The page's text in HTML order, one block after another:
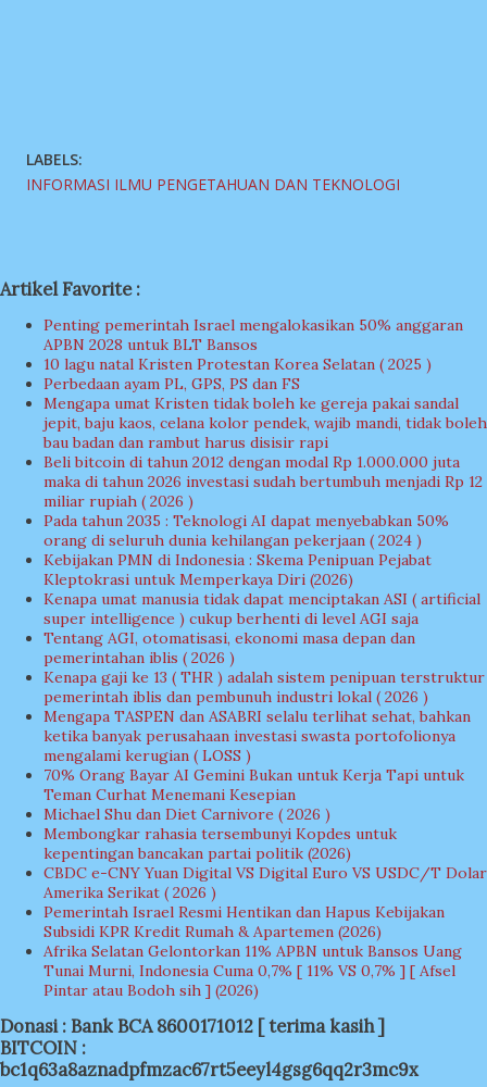
LABELS:
INFORMASI ILMU PENGETAHUAN DAN TEKNOLOGI
Artikel Favorite :
Penting pemerintah Israel mengalokasikan 50% anggaran
APBN 2028 untuk BLT Bansos
10 lagu natal Kristen Protestan Korea Selatan ( 2025 )
Perbedaan ayam PL, GPS, PS dan FS
Mengapa umat Kristen tidak boleh ke gereja pakai sandal
jepit, baju kaos, celana kolor pendek, wajib mandi, tidak boleh
bau badan dan rambut harus disisir rapi
Beli bitcoin di tahun 2012 dengan modal Rp 1.000.000 juta
maka di tahun 2026 investasi sudah bertumbuh menjadi Rp 12
miliar rupiah ( 2026 )
Pada tahun 2035 : Teknologi AI dapat menyebabkan 50%
orang di seluruh dunia kehilangan pekerjaan ( 2024 )
Kebijakan PMN di Indonesia : Skema Penipuan Pejabat
Kleptokrasi untuk Memperkaya Diri (2026)
Kenapa umat manusia tidak dapat menciptakan ASI ( artificial
super intelligence ) cukup berhenti di level AGI saja
Tentang AGI, otomatisasi, ekonomi masa depan dan
pemerintahan iblis ( 2026 )
Kenapa gaji ke 13 ( THR ) adalah sistem penipuan terstruktur
pemerintah iblis dan pembunuh industri lokal ( 2026 )
Mengapa TASPEN dan ASABRI selalu terlihat sehat, bahkan
ketika banyak perusahaan investasi swasta portofolionya
mengalami kerugian ( LOSS )
70% Orang Bayar AI Gemini Bukan untuk Kerja Tapi untuk
Teman Curhat Menemani Kesepian
Michael Shu dan Diet Carnivore ( 2026 )
Membongkar rahasia tersembunyi Kopdes untuk
kepentingan bancakan partai politik (2026)
CBDC e-CNY Yuan Digital VS Digital Euro VS USDC/T Dolar
Amerika Serikat ( 2026 )
Pemerintah Israel Resmi Hentikan dan Hapus Kebijakan
Subsidi KPR Kredit Rumah & Apartemen (2026)
Afrika Selatan Gelontorkan 11% APBN untuk Bansos Uang
Tunai Murni, Indonesia Cuma 0,7% [ 11% VS 0,7% ] [ Afsel
Pintar atau Bodoh sih ] (2026)
Donasi : Bank BCA 8600171012 [ terima kasih ]
BITCOIN :
bc1q63a8aznadpfmzac67rt5eeyl4gsg6qq2r3mc9x